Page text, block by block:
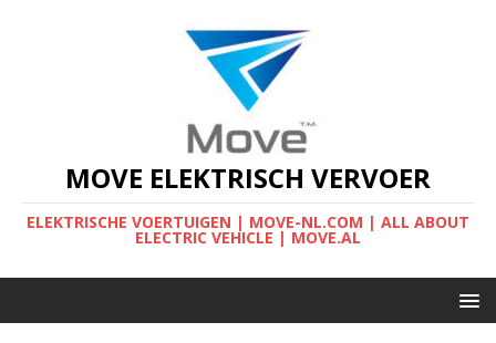
MOVE ELEKTRISCH VERVOER
ELEKTRISCHE VOERTUIGEN | MOVE-NL.COM | ALL ABOUT
ELECTRIC VEHICLE | MOVE.AL